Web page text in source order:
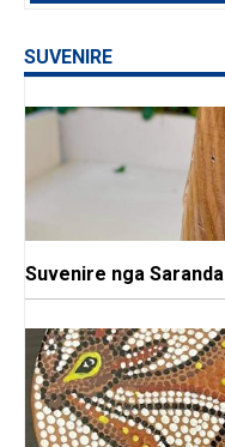
SUVENIRE
Suvenire nga Saranda